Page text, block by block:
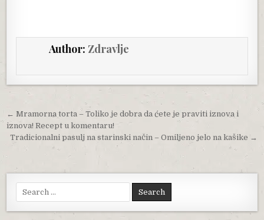
Author: Zdravlje
Post navigation
← Mramorna torta – Toliko je dobra da ćete je praviti iznova i
iznova! Recept u komentaru!
Tradicionalni pasulj na starinski način – Omiljeno jelo na kašike →
Search for: